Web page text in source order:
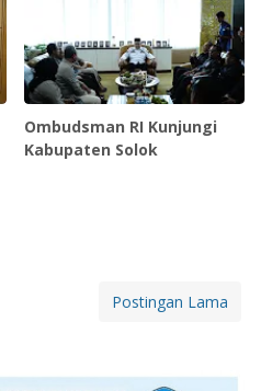
Ombudsman RI Kunjungi
Kabupaten Solok
Postingan Lama